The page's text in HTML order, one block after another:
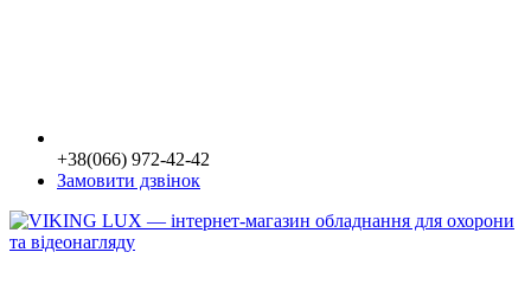
+38(066) 972-42-42
Замовити дзвінок